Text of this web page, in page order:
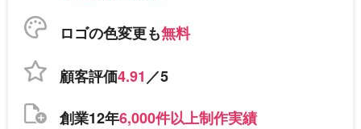
ロゴの色変更も無料
顧客評価4.91／5
創業12年6,000件以上制作実績